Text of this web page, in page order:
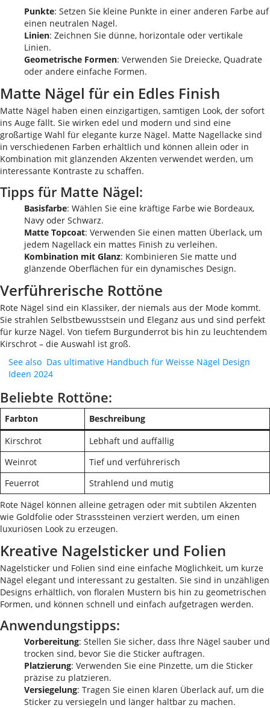
Punkte: Setzen Sie kleine Punkte in einer anderen Farbe auf
einen neutralen Nagel.
Linien: Zeichnen Sie dünne, horizontale oder vertikale
Linien.
Geometrische Formen: Verwenden Sie Dreiecke, Quadrate
oder andere einfache Formen.
Matte Nägel für ein Edles Finish
Matte Nägel haben einen einzigartigen, samtigen Look, der sofort
ins Auge fällt. Sie wirken edel und modern und sind eine
großartige Wahl für elegante kurze Nägel. Matte Nagellacke sind
in verschiedenen Farben erhältlich und können allein oder in
Kombination mit glänzenden Akzenten verwendet werden, um
interessante Kontraste zu schaffen.
Tipps für Matte Nägel:
Basisfarbe: Wählen Sie eine kräftige Farbe wie Bordeaux,
Navy oder Schwarz.
Matte Topcoat: Verwenden Sie einen matten Überlack, um
jedem Nagellack ein mattes Finish zu verleihen.
Kombination mit Glanz: Kombinieren Sie matte und
glänzende Oberflächen für ein dynamisches Design.
Verführerische Rottöne
Rote Nägel sind ein Klassiker, der niemals aus der Mode kommt.
Sie strahlen Selbstbewusstsein und Eleganz aus und sind perfekt
für kurze Nägel. Von tiefem Burgunderrot bis hin zu leuchtendem
Kirschrot – die Auswahl ist groß.
See also Das ultimative Handbuch für Weisse Nägel Design
Ideen 2024
Beliebte Rottöne:
Farbton
Beschreibung
Kirschrot
Lebhaft und auffällig
Weinrot
Tief und verführerisch
Feuerrot
Strahlend und mutig
Rote Nägel können alleine getragen oder mit subtilen Akzenten
wie Goldfolie oder Strasssteinen verziert werden, um einen
luxuriösen Look zu erzeugen.
Kreative Nagelsticker und Folien
Nagelsticker und Folien sind eine einfache Möglichkeit, um kurze
Nägel elegant und interessant zu gestalten. Sie sind in unzähligen
Designs erhältlich, von floralen Mustern bis hin zu geometrischen
Formen, und können schnell und einfach aufgetragen werden.
Anwendungstipps:
Vorbereitung: Stellen Sie sicher, dass Ihre Nägel sauber und
trocken sind, bevor Sie die Sticker auftragen.
Platzierung: Verwenden Sie eine Pinzette, um die Sticker
präzise zu platzieren.
Versiegelung: Tragen Sie einen klaren Überlack auf, um die
Sticker zu versiegeln und länger haltbar zu machen.